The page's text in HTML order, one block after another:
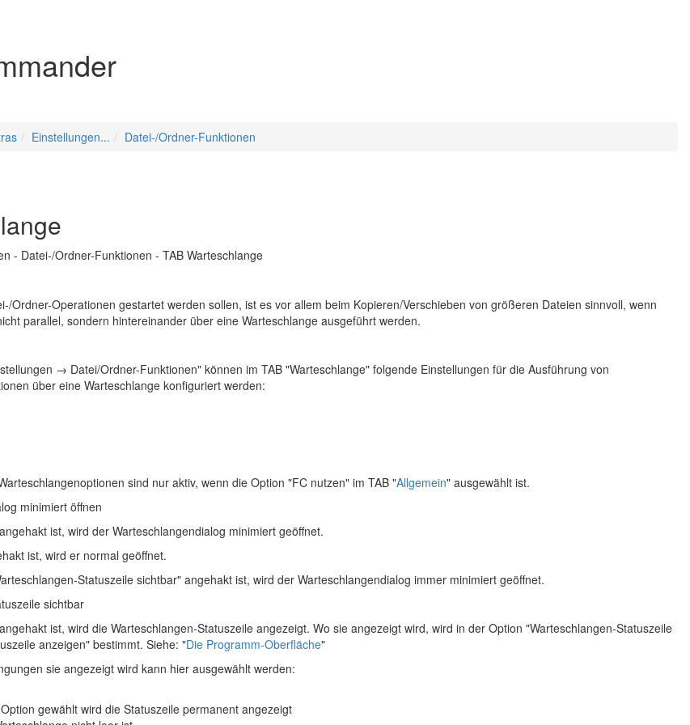
Einstellungen... Datei-/Ordner-Funktionen
- Datei-/Ordner-Funktionen - TAB Warteschlange
Ordner-Operationen gestartet werden sollen, ist es vor allem beim Kopieren/Verschieben von größeren Dateien sinnvoll, wenn
parallel, sondern hintereinander über eine Warteschlange ausgeführt werden.
→ Datei/Ordner-Funktionen" können im TAB "Warteschlange" folgende Einstellungen für die Ausführung von
über eine Warteschlange konfiguriert werden:
sind nur aktiv, wenn die Option "FC nutzen" im TAB "Allgemein" ausgewählt ist.
minimiert öffnen
ist, wird der Warteschlangendialog minimiert geöffnet.
ist, wird er normal geöffnet.
Statuszeile sichtbar" angehakt ist, wird der Warteschlangendialog immer minimiert geöffnet.
sichtbar
ist, wird die Warteschlangen-Statuszeile angezeigt. Wo sie angezeigt wird, wird in der Option "Warteschlangen-Statuszeile
anzeigen" bestimmt. Siehe: "Die Programm-Oberfläche"
sie angezeigt wird kann hier ausgewählt werden:
gewählt wird die Statuszeile permanent angezeigt